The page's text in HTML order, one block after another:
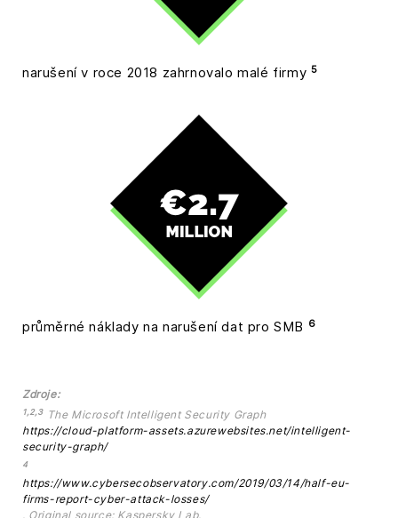
narušení v roce 2018 zahrnovalo malé firmy 5
průměrné náklady na narušení dat pro SMB 6
Zdroje:
1,2,3 The Microsoft Intelligent Security Graph
https://cloud-platform-assets.azurewebsites.net/intelligent-
security-graph/
4
https://www.cybersecobservatory.com/2019/03/14/half-eu-
firms-report-cyber-attack-losses/
. Original source: Kaspersky Lab.